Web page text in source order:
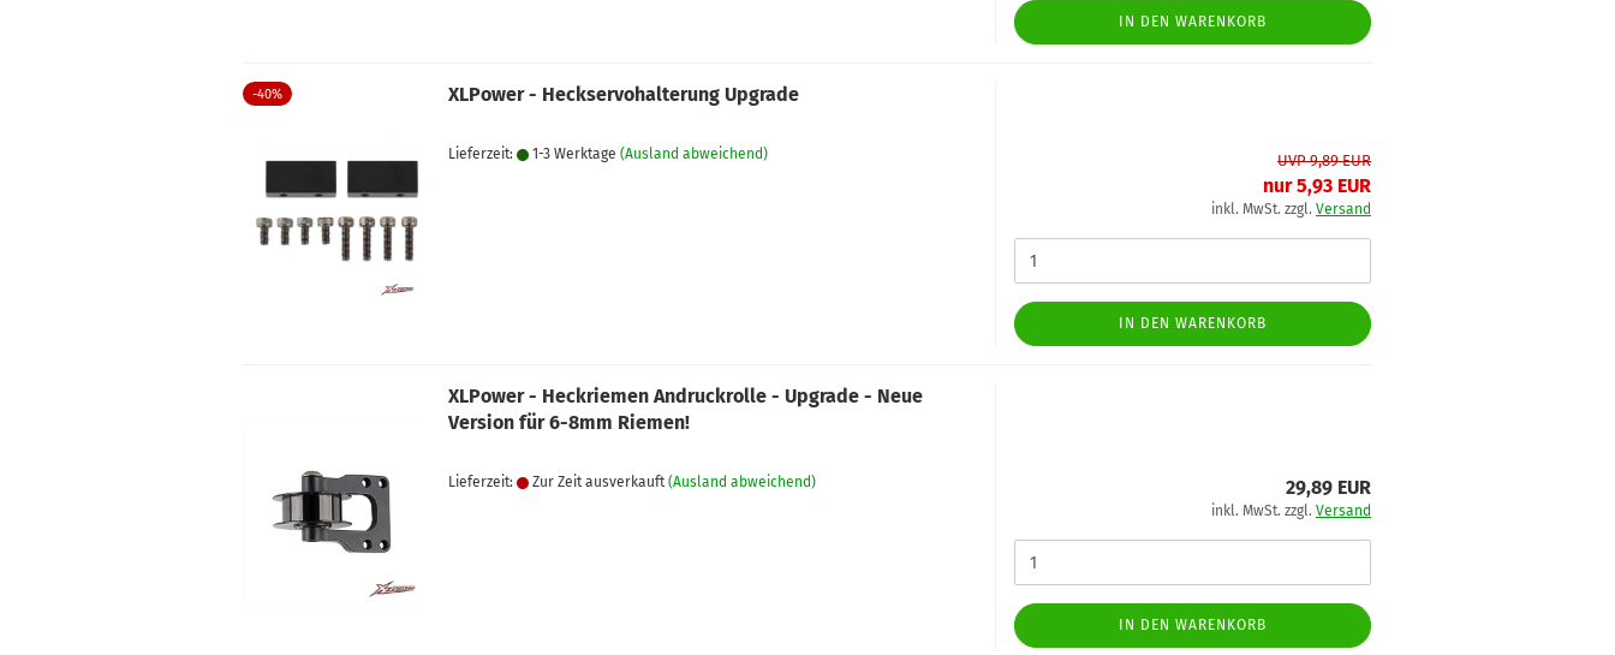
IN DEN WARENKORB
-40% XLPower - Heckservohalterung Upgrade
Lieferzeit: 1-3 Werktage (Ausland abweichend) UVP 9,89 EUR
nur 5,93 EUR
inkl. MwSt. zzgl. Versand
IN DEN WARENKORB
XLPower - Heckriemen Andruckrolle - Upgrade - Neue
Version für 6-8mm Riemen!
Lieferzeit: Zur Zeit ausverkauft (Ausland abweichend) 29,89 EUR
inkl. MwSt. zzgl. Versand
IN DEN WARENKORB